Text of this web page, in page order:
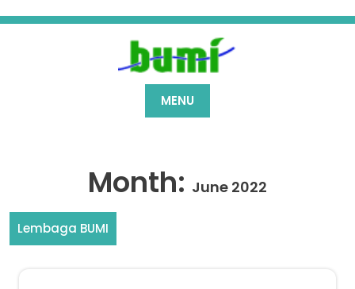
to
MENU
Month: June 2022
Lembaga BUMI